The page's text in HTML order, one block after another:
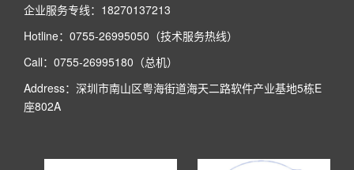
企业服务专线：18270137213
Hotline：0755-26995050（技术服务热线）
Call：0755-26995180（总机）
Address：深圳市南山区粤海街道海天二路软件产业基地5栋E
座802A